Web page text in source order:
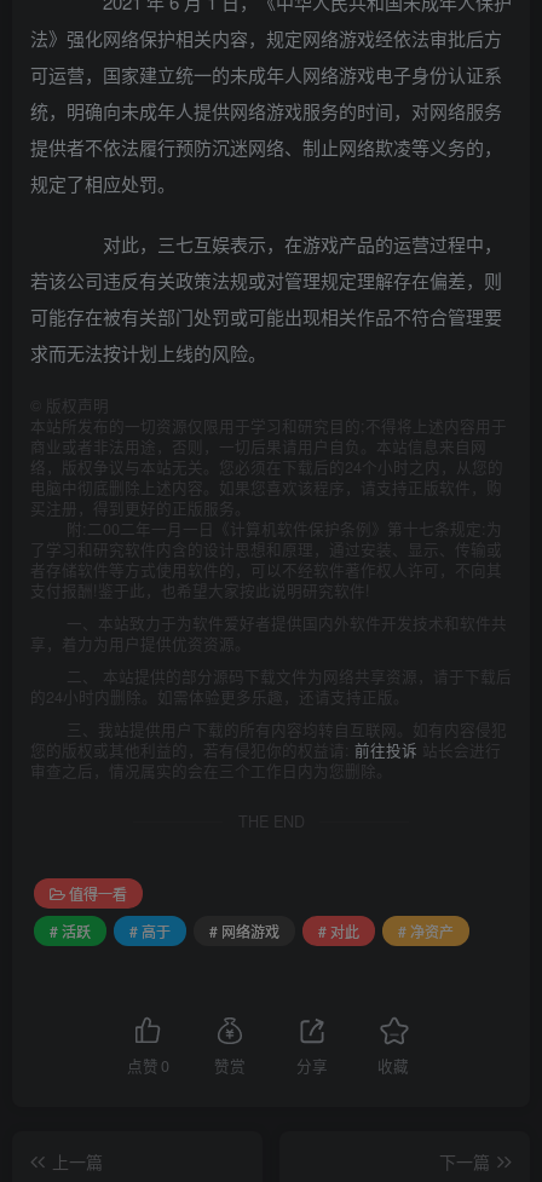
法》强化网络保护相关内容，规定网络游戏经依法审批后方
可运营，国家建立统一的未成年人网络游戏电子身份认证系
统，明确向未成年人提供网络游戏服务的时间，对网络服务
提供者不依法履行预防沉迷网络、制止网络欺凌等义务的，
规定了相应处罚。
对此，三七互娱表示，在游戏产品的运营过程中，
若该公司违反有关政策法规或对管理规定理解存在偏差，则
可能存在被有关部门处罚或可能出现相关作品不符合管理要
求而无法按计划上线的风险。
版权声明
本站所发布的一切资源仅限用于学习和研究目的;不得将上述内容用于
商业或者非法用途，否则，一切后果请用户自负。本站信息来自网
络，版权争议与本站无关。您必须在下载后的24个小时之内，从您的
电脑中彻底删除上述内容。如果您喜欢该程序，请支持正版软件，购
买注册，得到更好的正版服务。
附:二00二年一月一日《计算机软件保护条例》第十七条规定:为
了学习和研究软件内含的设计思想和原理，通过安装、显示、传输或
者存储软件等方式使用软件的，可以不经软件著作权人许可，不向其
支付报酬!鉴于此，也希望大家按此说明研究软件!
一、本站致力于为软件爱好者提供国内外软件开发技术和软件共
享，着力为用户提供优资资源。
二、 本站提供的部分源码下载文件为网络共享资源，请于下载后
的24小时内删除。如需体验更多乐趣，还请支持正版。
三、我站提供用户下载的所有内容均转自互联网。如有内容侵犯
您的版权或其他利益的，若有侵犯你的权益请: 前往投诉 站长会进行
审查之后，情况属实的会在三个工作日内为您删除。
THE END
值得一看
# 活跃
# 高于 # 网络游戏 # 对此 # 净资产
点赞 0 赞赏 分享 收藏
上一篇
下一篇